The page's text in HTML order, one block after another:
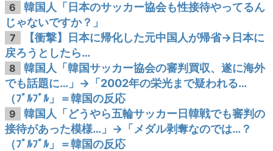
6
韓国人「日本のサッカー協会も性接待やってるん
じゃないですか？」
7
【衝撃】日本に帰化した元中国人が帰省→日本に
戻ろうとしたら…
8
韓国人「韓国サッカー協会の審判買収、遂に海外
でも話題に…」→「2002年の栄光まで疑われる…
（ﾌﾞﾙﾌﾞﾙ」＝韓国の反応
9
韓国人「どうやら五輪サッカー日韓戦でも審判の
接待があった模様…」→「メダル剥奪なのでは…？
（ﾌﾞﾙﾌﾞﾙ」＝韓国の反応